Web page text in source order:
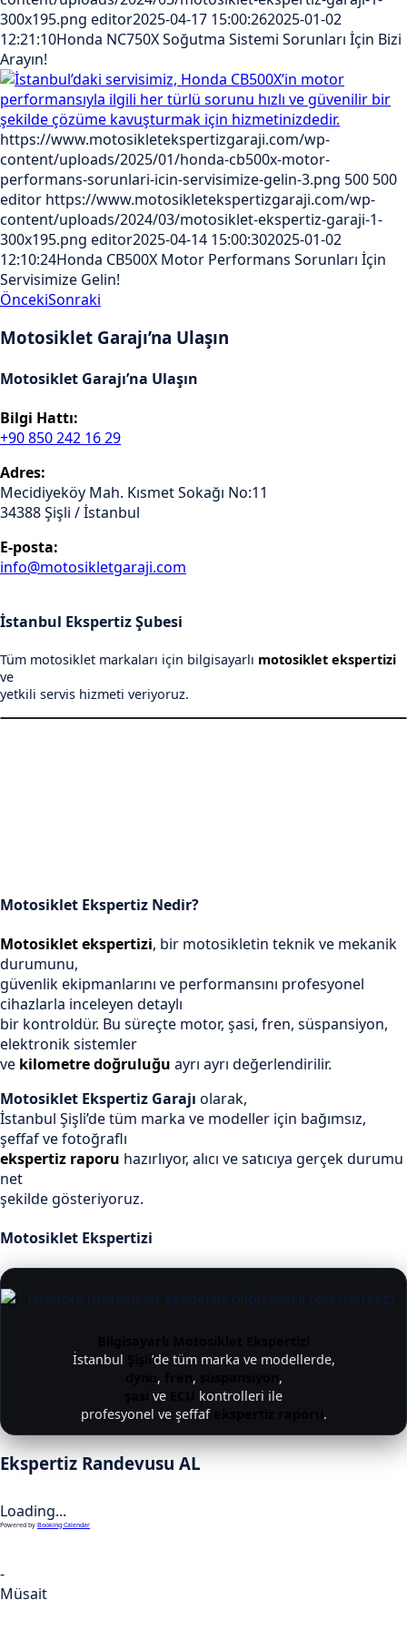
300x195.png editor2025-04-17 15:00:262025-01-02
12:21:10Honda NC750X Soğutma Sistemi Sorunları İçin Bizi
Arayın!
https://www.motosikletekspertizgaraji.com/wp-
content/uploads/2025/01/honda-cb500x-motor-
performans-sorunlari-icin-servisimize-gelin-3.png 500 500
editor https://www.motosikletekspertizgaraji.com/wp-
content/uploads/2024/03/motosiklet-ekspertiz-garaji-1-
300x195.png editor2025-04-14 15:00:302025-01-02
12:10:24Honda CB500X Motor Performans Sorunları İçin
Servisimize Gelin!
ÖncekiSonraki
Motosiklet Garajı’na Ulaşın
Motosiklet Garajı’na Ulaşın
Bilgi Hattı:
+90 850 242 16 29
Adres:
Mecidiyeköy Mah. Kısmet Sokağı No:11
34388 Şişli / İstanbul
E-posta:
info@motosikletgaraji.com
İstanbul Ekspertiz Şubesi
Tüm motosiklet markaları için bilgisayarlı motosiklet ekspertizi
ve
yetkili servis hizmeti veriyoruz.
Motosiklet Ekspertiz Nedir?
Motosiklet ekspertizi, bir motosikletin teknik ve mekanik
durumunu,
güvenlik ekipmanlarını ve performansını profesyonel
cihazlarla inceleyen detaylı
bir kontroldür. Bu süreçte motor, şasi, fren, süspansiyon,
elektronik sistemler
ve kilometre doğruluğu ayrı ayrı değerlendirilir.
Motosiklet Ekspertiz Garajı olarak,
İstanbul Şişli’de tüm marka ve modeller için bağımsız,
şeffaf ve fotoğraflı
ekspertiz raporu hazırlıyor, alıcı ve satıcıya gerçek durumu
net
şekilde gösteriyoruz.
Motosiklet Ekspertizi
İstanbul
’de tüm marka ve modellerde,
, ,
,
ve
kontrolleri ile
profesyonel ve şeffaf
.
Ekspertiz Randevusu AL
Loading...
Powered by Booking Calendar
-
Müsait